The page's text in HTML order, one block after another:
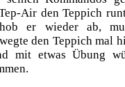
Air den Teppich
er wieder ab,
den Teppich mal
mit etwas Übung